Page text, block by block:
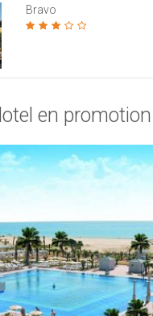
Bravo
en promotion